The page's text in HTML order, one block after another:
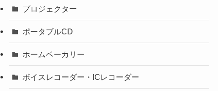
プロジェクター
ポータブルCD
ホームベーカリー
ボイスレコーダー・ICレコーダー